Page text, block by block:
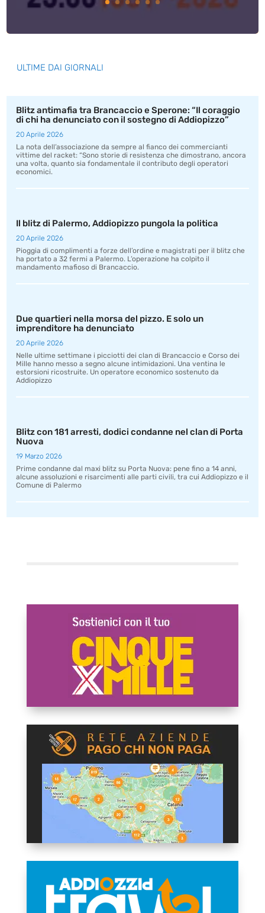
ULTIME DAI GIORNALI
Blitz antimafia tra Brancaccio e Sperone: “Il coraggio
di chi ha denunciato con il sostegno di Addiopizzo”
20 Aprile 2026
La nota dell’associazione da sempre al fianco dei commercianti
vittime del racket: “Sono storie di resistenza che dimostrano, ancora
una volta, quanto sia fondamentale il contributo degli operatori
economici.
Il blitz di Palermo, Addiopizzo pungola la politica
20 Aprile 2026
Pioggia di complimenti a forze dell’ordine e magistrati per il blitz che
ha portato a 32 fermi a Palermo. L’operazione ha colpito il
mandamento mafioso di Brancaccio.
Due quartieri nella morsa del pizzo. E solo un
imprenditore ha denunciato
20 Aprile 2026
Nelle ultime settimane i picciotti dei clan di Brancaccio e Corso dei
Mille hanno messo a segno alcune intimidazioni. Una ventina le
estorsioni ricostruite. Un operatore economico sostenuto da
Addiopizzo
Blitz con 181 arresti, dodici condanne nel clan di Porta
Nuova
19 Marzo 2026
Prime condanne dal maxi blitz su Porta Nuova: pene fino a 14 anni,
alcune assoluzioni e risarcimenti alle parti civili, tra cui Addiopizzo e il
Comune di Palermo